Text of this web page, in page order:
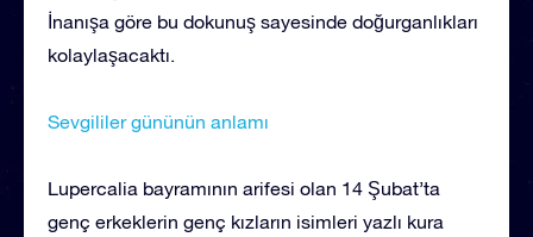
İnanışa göre bu dokunuş sayesinde doğurganlıkları
kolaylaşacaktı.
Sevgililer gününün anlamı
Lupercalia bayramının arifesi olan 14 Şubat’ta
genç erkeklerin genç kızların isimleri yazlı kura